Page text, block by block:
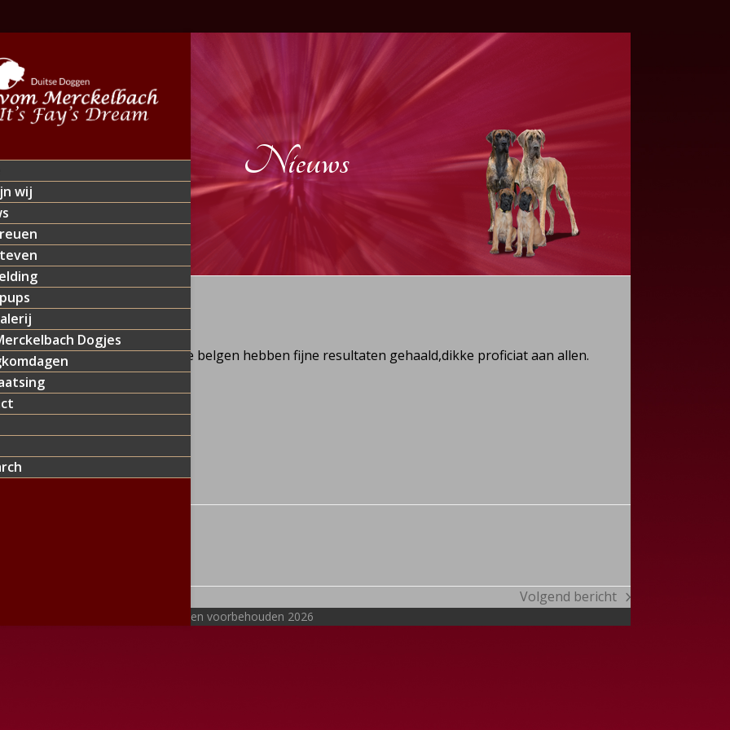
wij
Dogjes
Nieuws
2018
show (Zwitserse clubshow) alle belgen hebben fijne resultaten gehaald,dikke proficiat aan allen.
next
post:
Volgend bericht
- Alle rechten voorbehouden 2026